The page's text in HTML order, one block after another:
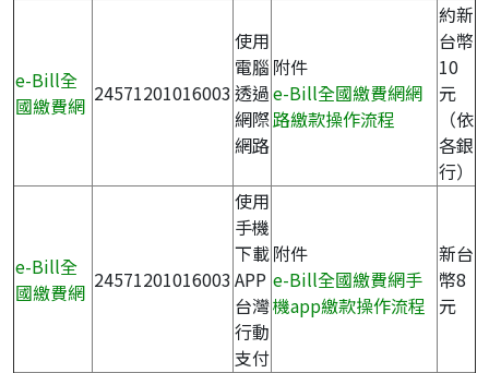
e-Bill全
國繳費網 24571201016003
使用
電腦
透過
網際
網路
附件
e-Bill全國繳費網網
路繳款操作流程
約新
台幣
10
元
（依
各銀
行）
e-Bill全
國繳費網 24571201016003
使用
手機
下載
APP
台灣
行動
支付
附件
e-Bill全國繳費網手
機app繳款操作流程
新台
幣8
元